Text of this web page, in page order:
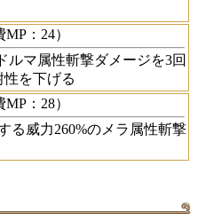
MP：24）
ルマ属性斬撃ダメージを3回
を下げる
MP：28）
る威力260%のメラ属性斬撃